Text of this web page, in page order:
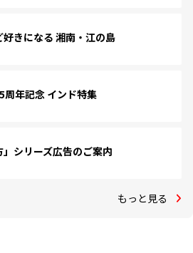
きになる 湘南・江の島
周年記念 インド特集
」シリーズ広告のご案内
もっと見る